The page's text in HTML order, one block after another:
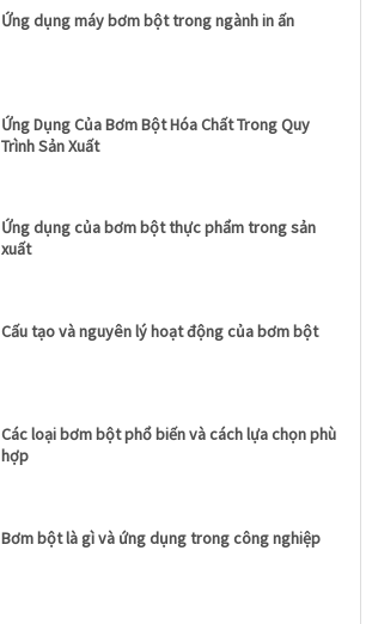
Ứng dụng máy bơm bột trong ngành in ấn
Ứng Dụng Của Bơm Bột Hóa Chất Trong Quy
Trình Sản Xuất
Ứng dụng của bơm bột thực phẩm trong sản
xuất
Cấu tạo và nguyên lý hoạt động của bơm bột
Các loại bơm bột phổ biến và cách lựa chọn phù
hợp
Bơm bột là gì và ứng dụng trong công nghiệp